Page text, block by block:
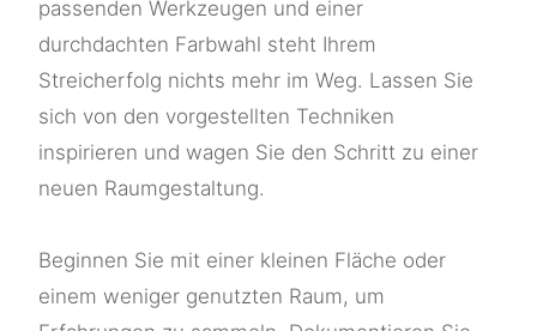
passenden Werkzeugen und einer
durchdachten Farbwahl steht Ihrem
Streicherfolg nichts mehr im Weg. Lassen Sie
sich von den vorgestellten Techniken
inspirieren und wagen Sie den Schritt zu einer
neuen Raumgestaltung.
Beginnen Sie mit einer kleinen Fläche oder
einem weniger genutzten Raum, um